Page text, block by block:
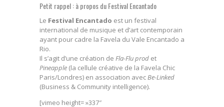
Petit rappel : à propos du Festival Encantado
Le Festival Encantado est un festival
international de musique et d’art contemporain
ayant pour cadre la Favela du Vale Encantado a
Rio.
Il s’agit d’une création de Fla-Flu prod et
Pineapple (la cellule créative de la Favela Chic
Paris/Londres) en association avecBe-Linked
(Business & Community intelligence).
[vimeo height= »337″